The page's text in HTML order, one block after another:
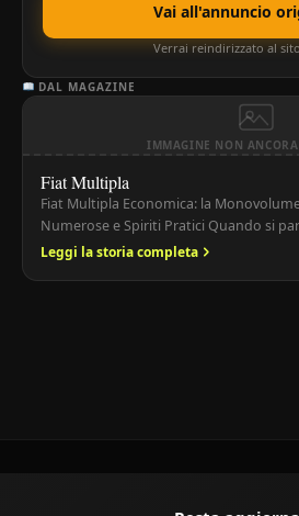
Vai all'annuncio
Verrai reindirizzato al
DAL MAGAZINE
IMMAGINE NON
Fiat Multipla
Fiat Multipla Economica: la
Numerose e Spiriti Pratici Quando si
pratiche e dal carattere unico, la Fiat
Leggi la storia completa